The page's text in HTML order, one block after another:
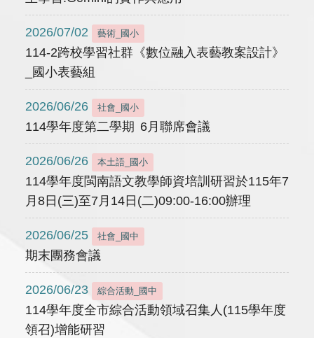
2026/07/02 藝術_國小
114-2跨校學習社群《數位融入表藝教案設計》
_國小表藝組
2026/06/26 社會_國小
114學年度第二學期 6月聯席會議
2026/06/26 本土語_國小
114學年度閩南語文教學師資培訓研習於115年7
月8日(三)至7月14日(二)09:00-16:00辦理
2026/06/25 社會_國中
期末團務會議
2026/06/23 綜合活動_國中
114學年度全市綜合活動領域召集人(115學年度
領召)增能研習